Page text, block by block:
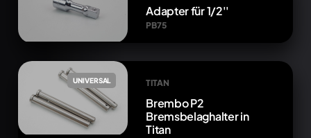
Adapter für 1/2''
PB75
UNIVERSAL TITAN
Brembo P2
Bremsbelaghalter in
Titan